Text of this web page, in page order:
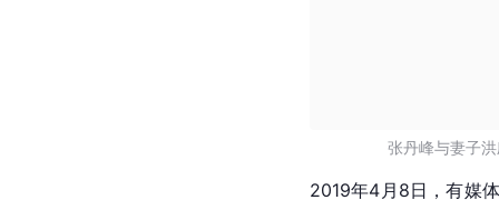
张丹峰与妻子
2019年4月8日，有媒